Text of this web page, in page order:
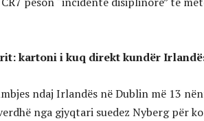
kartoni i kuq direkt kundër
ndaj Irlandës në Dublin më 13
nga gjyqtari suedez Nyberg për